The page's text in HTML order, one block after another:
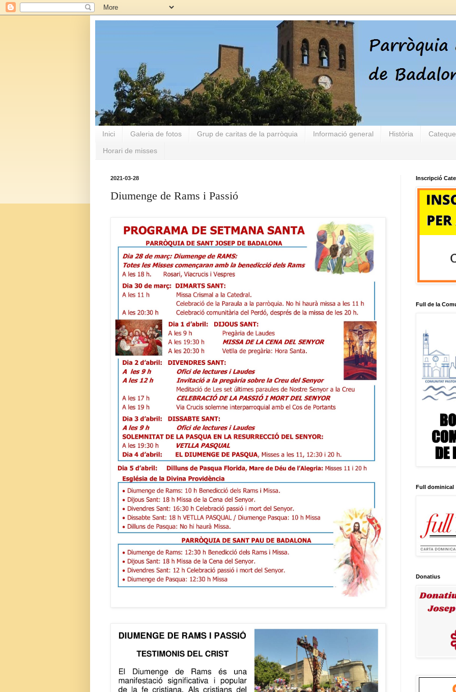
Inici Galeria de fotos Grup de caritas de la parròquia Informació general Història
Horari de misses
2021-03-28
Diumenge de Rams i Passió
Inscripció
Full de la
Full dominical
Donatius